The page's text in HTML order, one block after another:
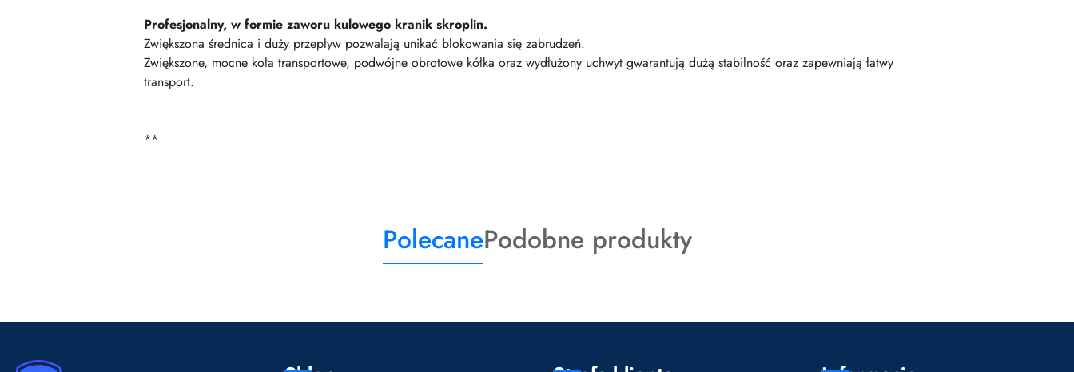
Profesjonalny, w formie zaworu kulowego kranik skroplin.
Zwiększona średnica i duży przepływ pozwalają unikać blokowania się zabrudzeń.
Zwiększone, mocne koła transportowe, podwójne obrotowe kółka oraz wydłużony uchwyt gwarantują dużą stabilność oraz zapewniają łatwy
transport.
**
Produkty
o
PolecaneProdukty
o
Podobne produkty